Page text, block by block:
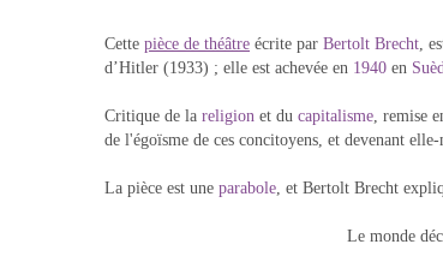
Cette pièce de théâtre écrite par Bertolt Brecht,
d’Hitler (1933) ; elle est achevée en 1940 en
Critique de la religion et du capitalisme, remise
de l'égoïsme de ces concitoyens, et devenant
La pièce est une parabole, et Bertolt Brecht
Le monde